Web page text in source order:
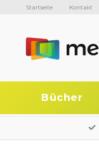
Startseite Kontakt
Bücher